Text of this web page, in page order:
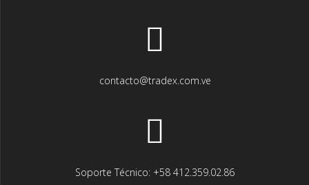
contacto@tradex.com.ve
Soporte Técnico: +58 412.359.02.86